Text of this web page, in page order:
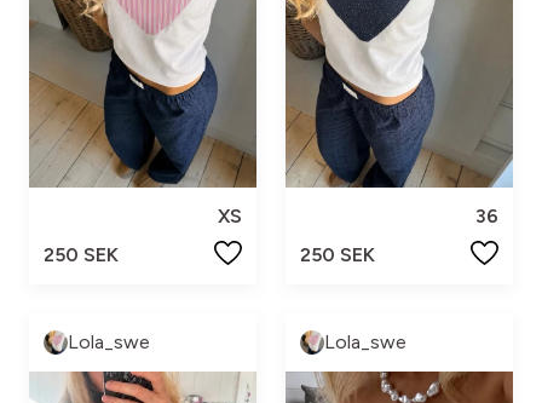
XS
250 SEK
36
250 SEK
Lola_swe Lola_swe